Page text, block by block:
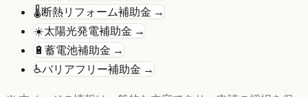
🌡️断熱リフォーム補助金 →
☀️太陽光発電補助金 →
🔋 蓄電池補助金 →
♿バリアフリー補助金 →